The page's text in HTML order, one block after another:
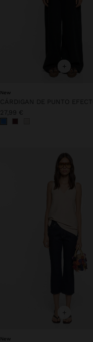
+
New
27,99 €
+
New